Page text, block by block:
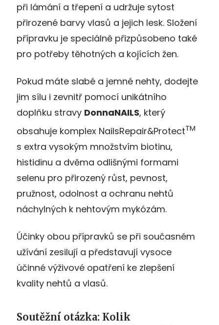
při lámání a třepení a udržuje sytost
přirozené barvy vlasů a jejich lesk. Složení
přípravku je speciálně přizpůsobeno také
pro potřeby těhotných a kojících žen.
Pokud máte slabé a jemné nehty, dodejte
jim sílu i zevnitř pomocí unikátního
doplňku stravy DonnaNAILS, který
obsahuje komplex NailsRepair&ProtectTM
s extra vysokým množstvím biotinu,
histidinu a dvěma odlišnými formami
selenu pro přirozený růst, pevnost,
pružnost, odolnost a ochranu nehtů
náchylných k nehtovým mykózám.
Účinky obou přípravků se při současném
užívání zesilují a představují vysoce
účinné výživové opatření ke zlepšení
kvality nehtů a vlasů.
Soutěžní otázka: Kolik